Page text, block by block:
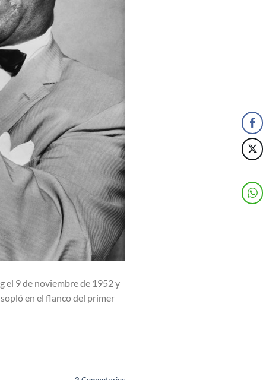
el 9 de noviembre de 1952 y
en el flanco del primer